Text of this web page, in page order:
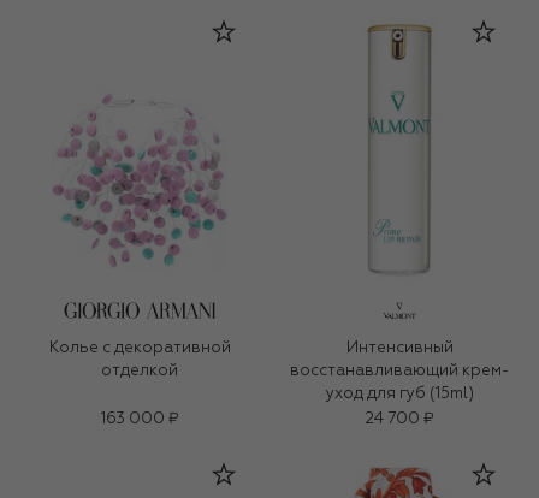
Колье с декоративной
отделкой
163 000 ₽
Интенсивный
восстанавливающий крем-
уход для губ (15ml)
24 700 ₽